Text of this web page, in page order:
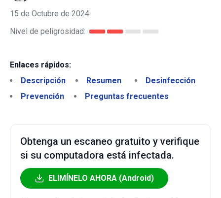
15 de Octubre de 2024
Nivel de peligrosidad:
Enlaces rápidos:
Descripción
Resumen
Desinfección
Prevención
Preguntas frecuentes
Obtenga un escaneo gratuito y verifique
si su computadora está infectada.
ELIMÍNELO AHORA (Android)